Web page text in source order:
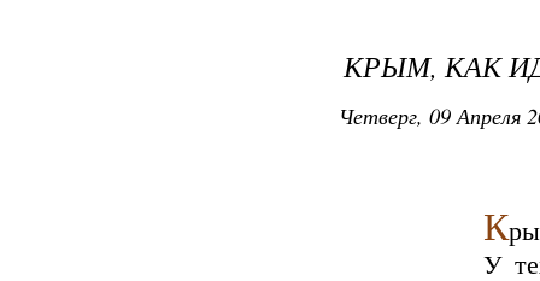
КРЫМ, КАК
Четверг, 09 Апреля
К
У